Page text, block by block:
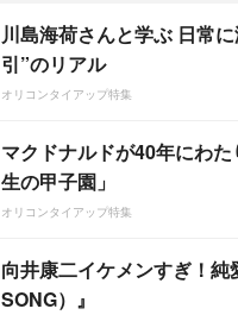
川島海荷さんと学ぶ 日常
引”のリアル
オリコンタイアップ特集
マクドナルドが40年にわ
生の甲子園」
オリコンタイアップ特集
向井康二イケメンすぎ！純
SONG）』